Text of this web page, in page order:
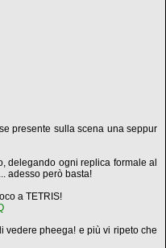
presente sulla scena una seppur
delegando ogni replica formale al
adesso però basta!
a TETRIS!
vedere pheega! e più vi ripeto che